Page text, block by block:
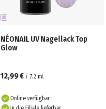
NÉONAIL UV Nagellack Top
Glow
12,99 € / 7.2 ml
Online verfügbar